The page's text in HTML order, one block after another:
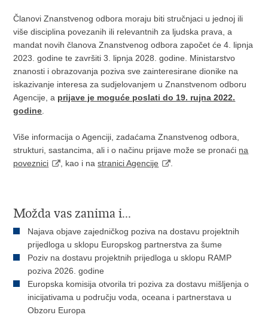
Članovi Znanstvenog odbora moraju biti stručnjaci u jednoj ili
više disciplina povezanih ili relevantnih za ljudska prava, a
mandat novih članova Znanstvenog odbora započet će 4. lipnja
2023. godine te završiti 3. lipnja 2028. godine. Ministarstvo
znanosti i obrazovanja poziva sve zainteresirane dionike na
iskazivanje interesa za sudjelovanjem u Znanstvenom odboru
Agencije, a prijave je moguće poslati do 19. rujna 2022.
godine
Više informacija o Agenciji, zadaćama Znanstvenog odbora,
strukturi, sastancima, ali i o načinu prijave može se pronaći na
poveznici
, kao i nastranici Agencije
Možda vas zanima i...
Najava objave zajedničkog poziva na dostavu projektnih
prijedloga u sklopu Europskog partnerstva za šume
Poziv na dostavu projektnih prijedloga u sklopu RAMP
poziva 2026. godine
Europska komisija otvorila tri poziva za dostavu mišljenja o
inicijativama u području voda, oceana i partnerstava u
Obzoru Europa